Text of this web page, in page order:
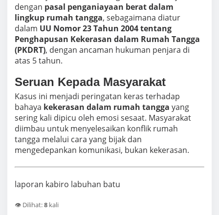
dengan pasal penganiayaan berat dalam
lingkup rumah tangga, sebagaimana diatur
dalam UU Nomor 23 Tahun 2004 tentang
Penghapusan Kekerasan dalam Rumah Tangga
(PKDRT), dengan ancaman hukuman penjara di
atas 5 tahun.
Seruan Kepada Masyarakat
Kasus ini menjadi peringatan keras terhadap
bahaya kekerasan dalam rumah tangga yang
sering kali dipicu oleh emosi sesaat. Masyarakat
diimbau untuk menyelesaikan konflik rumah
tangga melalui cara yang bijak dan
mengedepankan komunikasi, bukan kekerasan.
laporan kabiro labuhan batu
👁️ Dilihat:8 kali